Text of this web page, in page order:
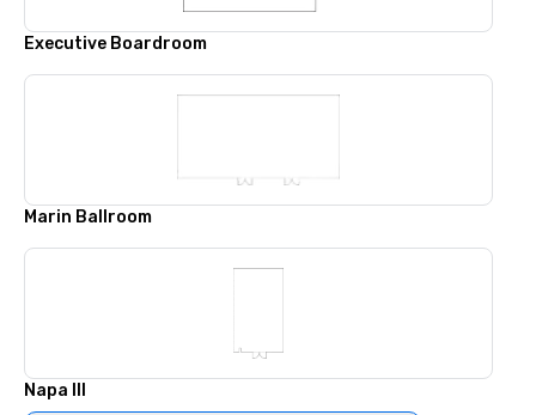
Executive Boardroom
Marin Ballroom
Napa III